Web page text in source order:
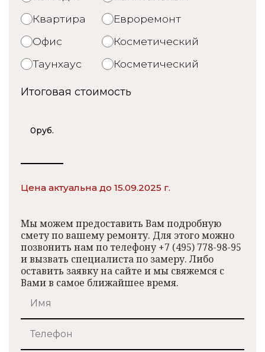
Квартира
Офис
Таунхаус
Евроремонт
Косметический
Косметический
Итоговая стоимость
0руб.
Цена актуальна до 15.09.2025 г.
Мы можем предоставить Вам подробную
смету по вашему ремонту. Для этого можно
позвонить нам по телефону +7 (495) 778-98-95
и вызвать специалиста по замеру. Либо
оставить заявку на сайте и мы свяжемся с
Вами в самое ближайшее время.